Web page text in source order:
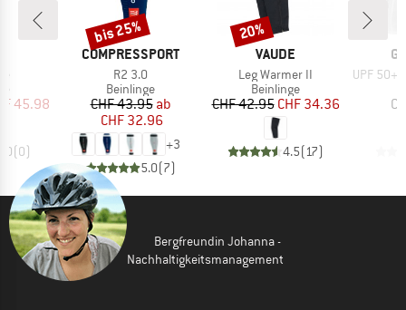
Preis
45.98
(0)
MARKE
COMPRESSPORT
Artikel
R2 3.0
Produktgruppe
Beinlinge
Preis
CHF 43.95reduzierter Preis
ab
CHF 32.96
+3
5.0(7)
Rabatt
bis 25%
MARKE
VAUDE
Artikel
Leg Warmer II
Produktgruppe
Beinlinge
Preis
CHF 42.95reduzierter Preis
CHF 34.36
4.5(17)
Rabatt
20%
Artikel
UPF 50+ UV
Bergfreundin Johanna -
Nachhaltigkeitsmanagement